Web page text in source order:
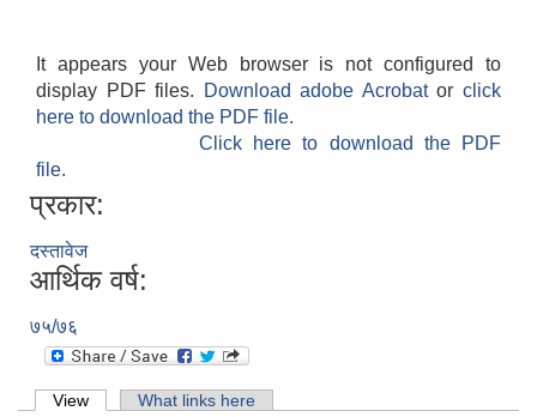
It appears your Web browser is not configured to
display PDF files.
Download adobe Acrobatorclick
here to download the PDF file.
Click here to download the PDF
file.
प्रकार:
दस्तावेज
आर्थिक वर्ष:
७५/७६
View (active tab)What links here